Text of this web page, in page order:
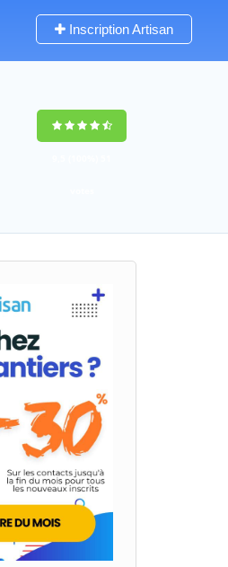
Inscription Artisan